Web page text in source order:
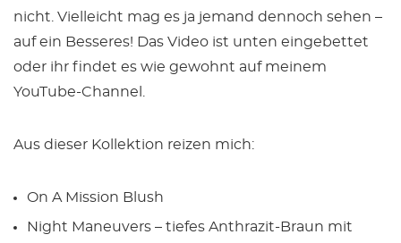
nicht. Vielleicht mag es ja jemand dennoch sehen –
auf ein Besseres! Das Video ist unten eingebettet
oder ihr findet es wie gewohnt auf meinem
YouTube-Channel.
Aus dieser Kollektion reizen mich:
On A Mission Blush
Night Maneuvers – tiefes Anthrazit-Braun mit